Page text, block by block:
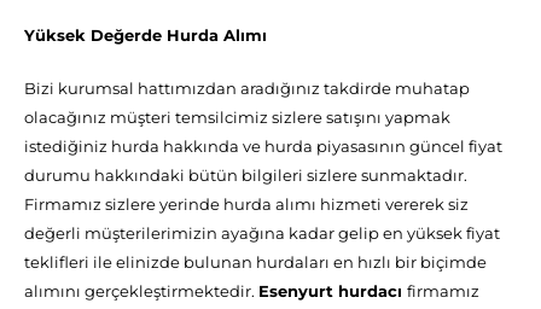
Yüksek Değerde Hurda Alımı
Bizi kurumsal hattımızdan aradığınız takdirde muhatap
olacağınız müşteri temsilcimiz sizlere satışını yapmak
istediğiniz hurda hakkında ve hurda piyasasının güncel fiyat
durumu hakkındaki bütün bilgileri sizlere sunmaktadır.
Firmamız sizlere yerinde hurda alımı hizmeti vererek siz
değerli müşterilerimizin ayağına kadar gelip en yüksek fiyat
teklifleri ile elinizde bulunan hurdaları en hızlı bir biçimde
alımını gerçekleştirmektedir. Esenyurt hurdacı firmamız